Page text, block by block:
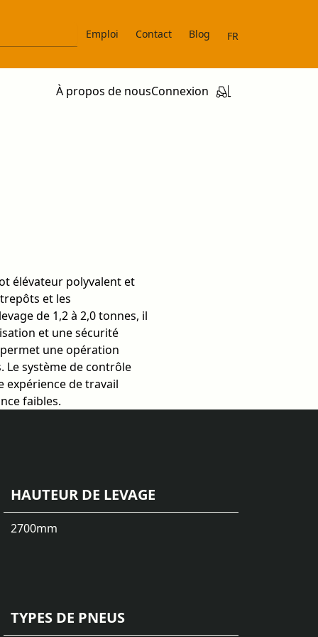
Emploi Contact Blog FR
À propos de nousConnexion
élévateur polyvalent et
et les
de 1,2 à 2,0 tonnes, il
et une sécurité
une opération
Le système de contrôle
expérience de travail
faibles.
HAUTEUR DE LEVAGE
2700mm
TYPES DE PNEUS